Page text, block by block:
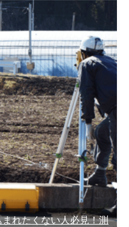
れたくない人必見！測